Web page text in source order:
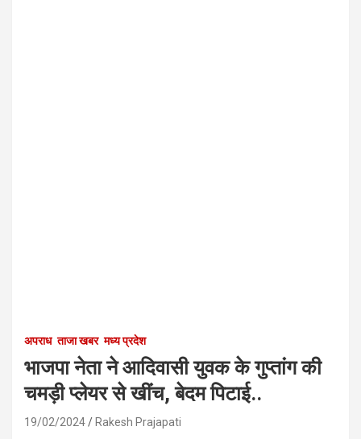
अपराध ताजा खबर मध्य प्रदेश
भाजपा नेता ने आदिवासी युवक के गुप्तांग की
चमड़ी प्लेयर से खींच, बेदम पिटाई..
19/02/2024 Rakesh Prajapati